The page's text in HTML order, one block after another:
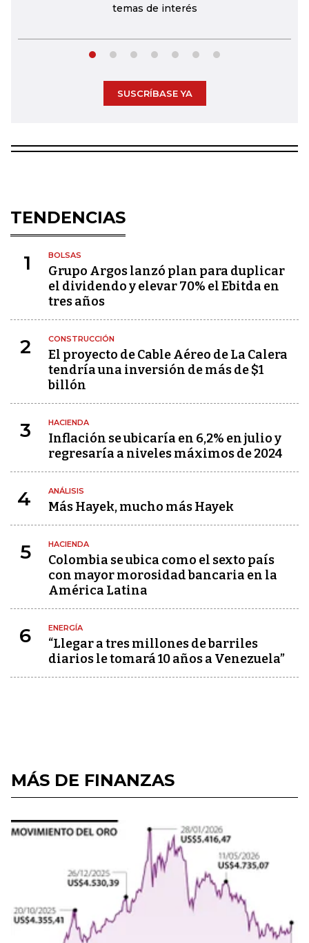
temas de interés
SUSCRÍBASE YA
TENDENCIAS
1 BOLSAS
Grupo Argos lanzó plan para duplicar
el dividendo y elevar 70% el Ebitda en
tres años
2 CONSTRUCCIÓN
El proyecto de Cable Aéreo de La Calera
tendría una inversión de más de $1
billón
3 HACIENDA
Inflación se ubicaría en 6,2% en julio y
regresaría a niveles máximos de 2024
4 ANÁLISIS
Más Hayek, mucho más Hayek
5 HACIENDA
Colombia se ubica como el sexto país
con mayor morosidad bancaria en la
América Latina
6 ENERGÍA
“Llegar a tres millones de barriles
diarios le tomará 10 años a Venezuela”
MÁS DE FINANZAS